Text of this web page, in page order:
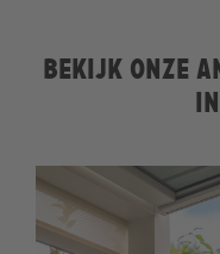
Bekijk onze